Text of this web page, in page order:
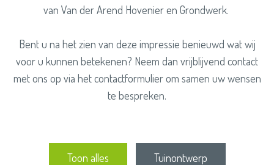
van Van der Arend Hovenier en Grondwerk.
Bent u na het zien van deze impressie benieuwd wat wij
voor u kunnen betekenen? Neem dan vrijblijvend contact
met ons op via het contactformulier om samen uw wensen
te bespreken.
Toon alles Tuinontwerp